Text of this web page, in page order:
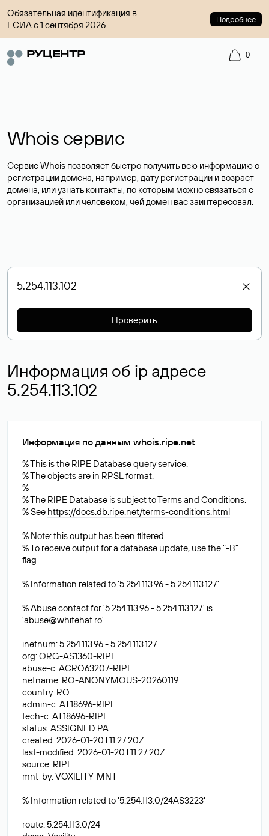
Обязательная идентификация в
ЕСИА с 1 сентября 2026
Подробнее
0
Whois сервис
Сервис Whois позволяет быстро получить всю информацию о
регистрации домена, например, дату регистрации и возраст
домена, или узнать контакты, по которым можно связаться с
организацией или человеком, чей домен вас заинтересовал.
Проверить
Информация об ip адресе
5.254.113.102
Информация по данным whois.ripe.net
% This is the RIPE Database query service.
% The objects are in RPSL format.
%
% The RIPE Database is subject to Terms and Conditions.
% See https://docs.db.ripe.net/terms-conditions.html
% Note: this output has been filtered.
% To receive output for a database update, use the "-B"
flag.
% Information related to '5.254.113.96 - 5.254.113.127'
% Abuse contact for '5.254.113.96 - 5.254.113.127' is
'abuse@whitehat.ro'
inetnum: 5.254.113.96 - 5.254.113.127
org: ORG-AS1360-RIPE
abuse-c: ACRO63207-RIPE
netname: RO-ANONYMOUS-20260119
country: RO
admin-c: AT18696-RIPE
tech-c: AT18696-RIPE
status: ASSIGNED PA
created: 2026-01-20T11:27:20Z
last-modified: 2026-01-20T11:27:20Z
source: RIPE
mnt-by: VOXILITY-MNT
% Information related to '5.254.113.0/24AS3223'
route: 5.254.113.0/24